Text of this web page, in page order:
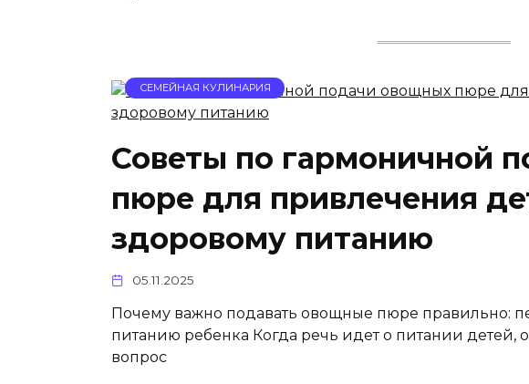
СЕМЕЙНАЯ КУЛИНАРИЯ
Советы по гармоничной
пюре для привлечения
здоровому питанию
05.11.2025
Почему важно подавать овощные пюре правильно:
питанию ребенка Когда речь идет о питании детей,
вопрос